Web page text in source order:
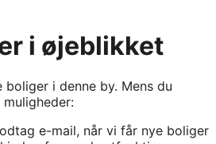
i øjeblikket
i denne by. Mens du
e-mail, når vi får nye boliger